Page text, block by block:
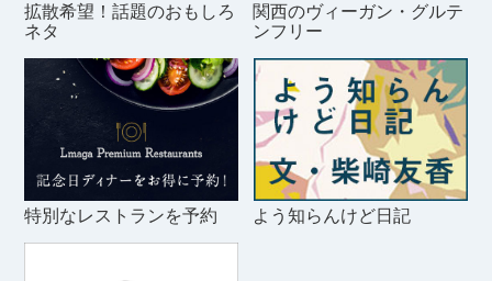
拡散希望！話題のおもしろ
ネタ
関西のヴィーガン・グルテ
ンフリー
特別なレストランを予約 よう知らんけど日記